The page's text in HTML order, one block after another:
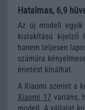
Hatalmas, 6,9
Az új modell
kialakítású kijelző
hanem teljesen
számára
érintést kínálhat.
A Xiaomi szerint a
Xiaomi 17 variáns,
modell. A vállalat